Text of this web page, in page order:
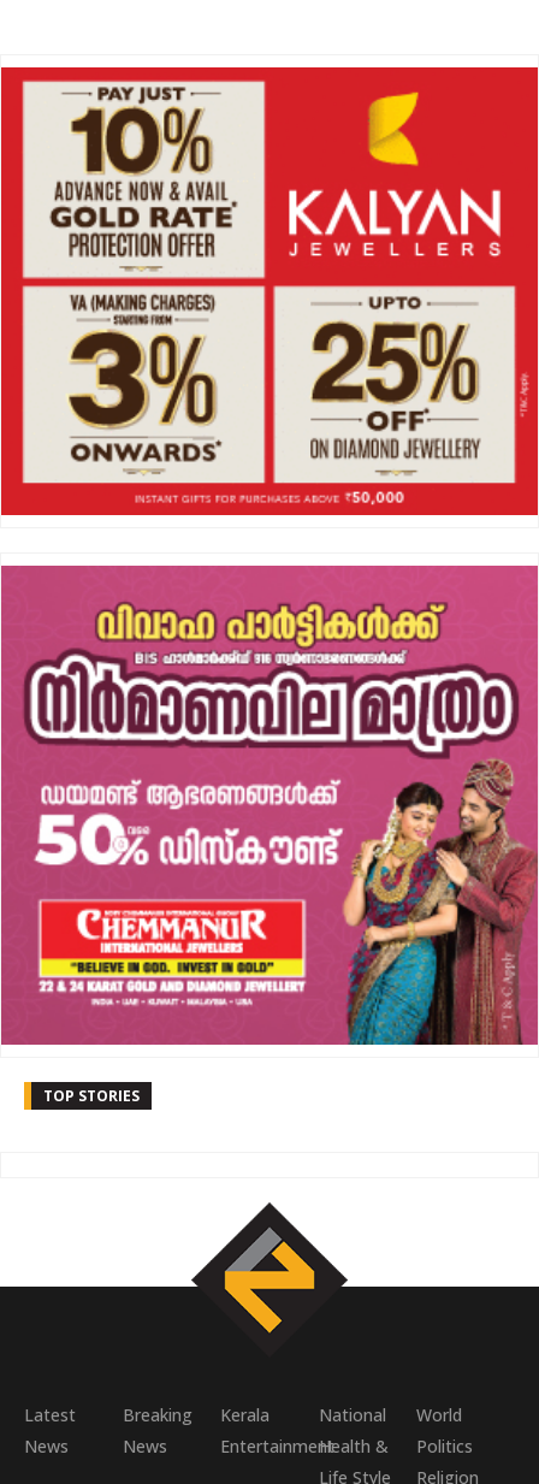
TOP STORIES
Latest
News
Breaking
News
Kerala National
World
EntertainmentHealth &
Life Style
Politics
Religion